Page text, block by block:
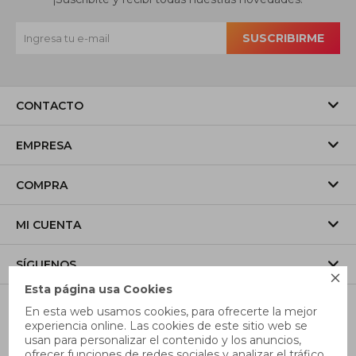

Esta página usa Cookies
En esta web usamos cookies, para ofrecerte la mejor
experiencia online. Las cookies de este sitio web se
usan para personalizar el contenido y los anuncios,
CONTACTO
EMPRESA
COMPRA
MI CUENTA
SÍGUENOS
SUSCRIBIRME